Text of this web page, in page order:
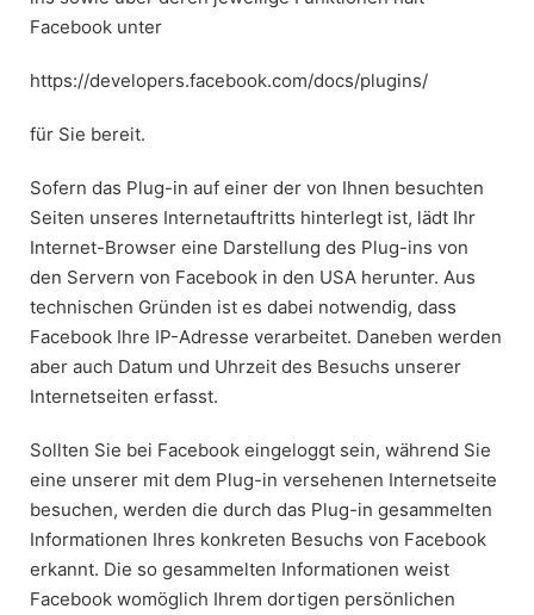
Facebook unter
https://developers.facebook.com/docs/plugins/
für Sie bereit.
Sofern das Plug-in auf einer der von Ihnen besuchten
Seiten unseres Internetauftritts hinterlegt ist, lädt Ihr
Internet-Browser eine Darstellung des Plug-ins von
den Servern von Facebook in den USA herunter. Aus
technischen Gründen ist es dabei notwendig, dass
Facebook Ihre IP-Adresse verarbeitet. Daneben werden
aber auch Datum und Uhrzeit des Besuchs unserer
Internetseiten erfasst.
Sollten Sie bei Facebook eingeloggt sein, während Sie
eine unserer mit dem Plug-in versehenen Internetseite
besuchen, werden die durch das Plug-in gesammelten
Informationen Ihres konkreten Besuchs von Facebook
erkannt. Die so gesammelten Informationen weist
Facebook womöglich Ihrem dortigen persönlichen